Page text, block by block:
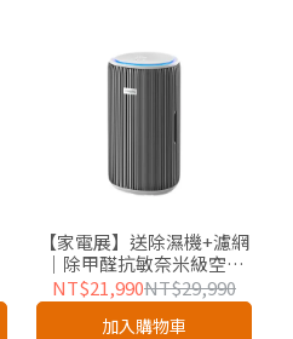
【家電展】送除濕機+濾網
｜除甲醛抗敏奈米級空氣
清淨機(AC3220/80)-適用
24坪
NT$21,990NT$29,990
加入購物車